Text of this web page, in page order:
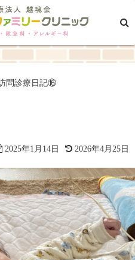
問診療日記⑯
2025年1月14日 2026年4月25日